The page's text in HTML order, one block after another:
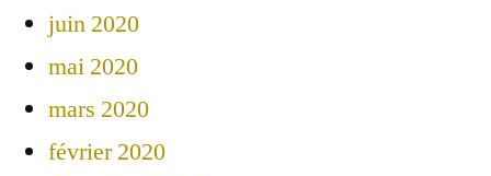
juin 2020
mai 2020
mars 2020
février 2020